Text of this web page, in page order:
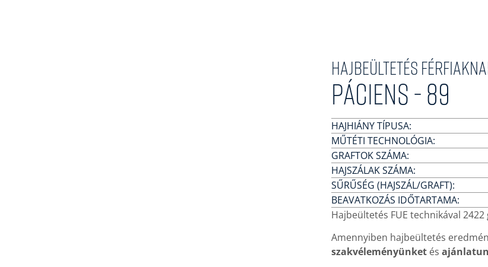
Hajbeültetés
Páciens - 89
HAJHIÁNY TÍPUSA:
MŰTÉTI TECHNOLÓGIA:
GRAFTOK SZÁMA:
HAJSZÁLAK SZÁMA:
SŰRŰSÉG (HAJSZÁL/GRAFT):
BEAVATKOZÁS IDŐTARTAMA:
Hajbeültetés FUE technikával
Amennyiben hajbeültetés
szakvéleményünket és